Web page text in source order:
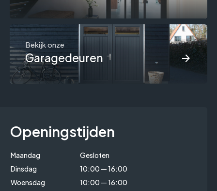
Bekijk onze
Garagedeuren
Openingstijden
Maandag
Gesloten
Dinsdag
10:00 — 16:00
Woensdag
10:00 — 16:00